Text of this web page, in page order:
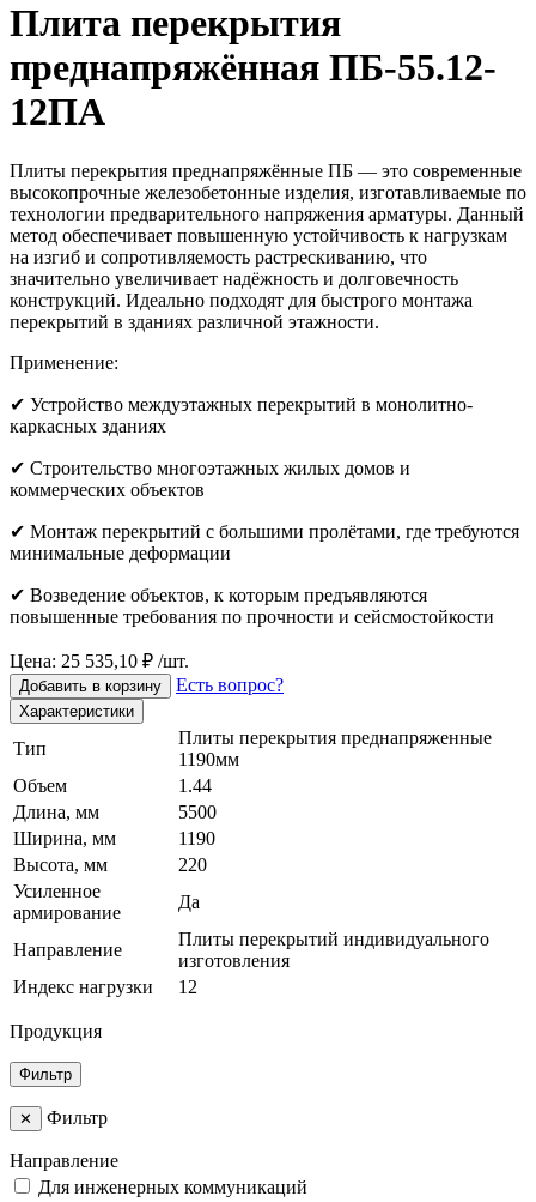
Плита перекрытия
преднапряжённая ПБ-55.12-
12ПА
Плиты перекрытия преднапряжённые ПБ — это современные
высокопрочные железобетонные изделия, изготавливаемые по
технологии предварительного напряжения арматуры. Данный
метод обеспечивает повышенную устойчивость к нагрузкам
на изгиб и сопротивляемость растрескиванию, что
значительно увеличивает надёжность и долговечность
конструкций. Идеально подходят для быстрого монтажа
перекрытий в зданиях различной этажности.
Применение:
✔ Устройство междуэтажных перекрытий в монолитно-
каркасных зданиях
✔ Строительство многоэтажных жилых домов и
коммерческих объектов
✔ Монтаж перекрытий с большими пролётами, где требуются
минимальные деформации
✔ Возведение объектов, к которым предъявляются
повышенные требования по прочности и сейсмостойкости
Цена: 25 535,10 ₽ /шт.
Добавить в корзину Есть вопрос?
Характеристики
Тип
Плиты перекрытия преднапряженные
1190мм
Объем
1.44
Длина, мм
5500
Ширина, мм
1190
Высота, мм
220
Усиленное
армирование
Да
Направление
Плиты перекрытий индивидуального
изготовления
Индекс нагрузки
12
Продукция
Фильтр
✕ Фильтр
Направление
Для инженерных коммуникаций